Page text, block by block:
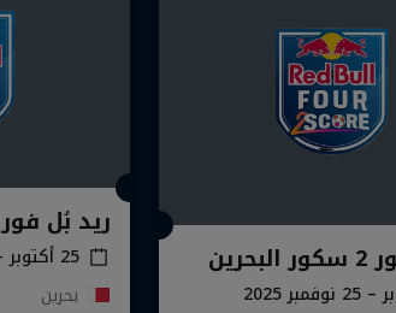
ريد بُل فور 2 سكور البحرين
25 أكتوبر – 26 نوفمبر 2025
بحرين